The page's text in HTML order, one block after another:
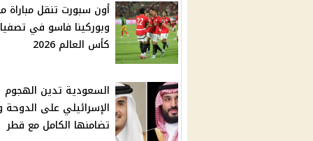
أون سبورت تنقل مباراة
وبوركينا فاسو في
كأس العالم 2026
السعودية تدين الهجوم
الإسرائيلي على الدوحة
تضامنها الكامل مع قطر